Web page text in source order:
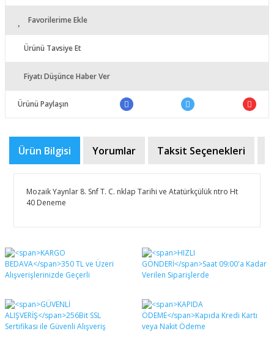
Favorilerime Ekle
Ürünü Tavsiye Et
Fiyatı Düşünce Haber Ver
Ürünü Paylaşın
Ürün Bilgisi Yorumlar Taksit Seçenekleri
Mozaik Yaynlar 8. Snf T. C. nklap Tarihi ve Atatürkçülük ntro Ht
40 Deneme
Bu ürüne ilk yorumu siz yapın!
Yorum Yaz
Bu ürünün fiyat bilgisi, resim, ürün açıklamalarında ve
diğer konularda yetersiz gördüğünüz noktaları öneri
formunu kullanarak tarafımıza iletebilirsiniz.
Görüş ve önerileriniz için teşekkür ederiz.
Ürün resmi kalitesiz, bozuk veya görüntülenemiyor.
Ürün açıklamasında eksik bilgiler bulunuyor.